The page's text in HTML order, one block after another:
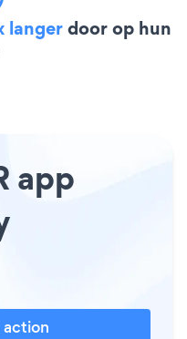
langerdoor op hun
app
action